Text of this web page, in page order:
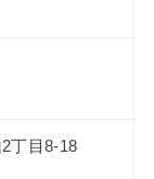
丁目8-18